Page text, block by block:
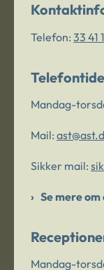
Telefon: 33 41
Mandag-
Mail:
Sikker mail:
Se mere
Mandag-